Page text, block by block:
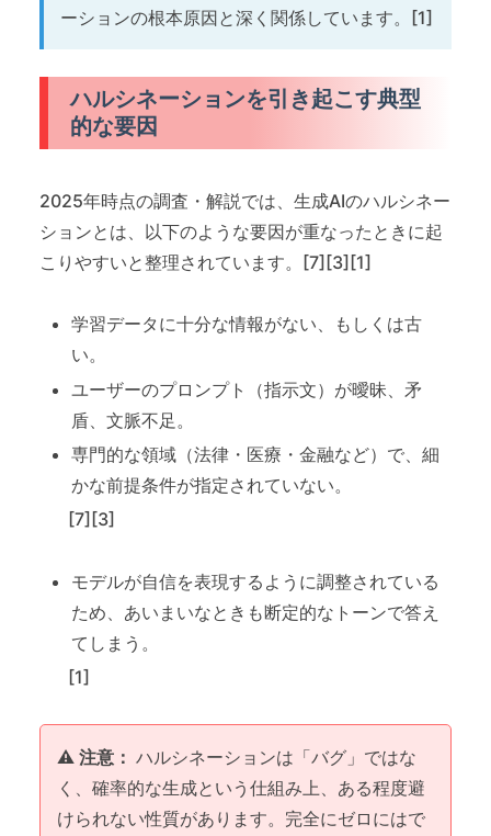
ーションの根本原因と深く関係しています。[1]
ハルシネーションを引き起こす典型
的な要因
2025年時点の調査・解説では、生成AIのハルシネー
ションとは、以下のような要因が重なったときに起
こりやすいと整理されています。[7][3][1]
学習データに十分な情報がない、もしくは古
い。
ユーザーのプロンプト（指示文）が曖昧、矛
盾、文脈不足。
専門的な領域（法律・医療・金融など）で、細
かな前提条件が指定されていない。
[7][3]
モデルが自信を表現するように調整されている
ため、あいまいなときも断定的なトーンで答え
てしまう。
[1]
⚠️ 注意： ハルシネーションは「バグ」ではな
く、確率的な生成という仕組み上、ある程度避
けられない性質があります。完全にゼロにはで